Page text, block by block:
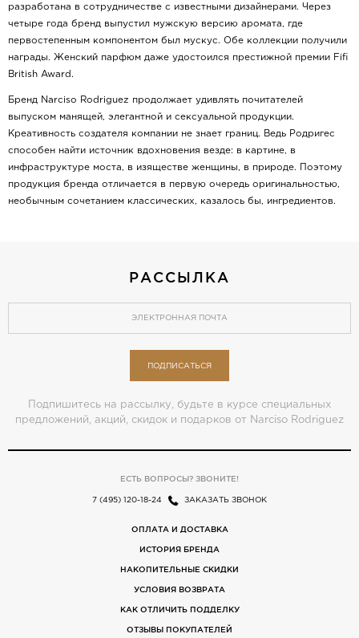
разработана в сотрудничестве с известными дизайнерами. Через
четыре года бренд выпустил мужскую версию аромата, где
первостепенным компонентом был мускус. Обе коллекции получили
награды. Женский парфюм даже удостоился престижной премии Fifi
British Award.
Бренд Narciso Rodriguez продолжает удивлять почитателей
выпуском манящей, элегантной и сексуальной продукции.
Креативность создателя компании не знает границ. Ведь Родригес
способен найти источник вдохновения везде: в картине, в
инфраструктуре моста, в изяществе женщины, в природе. Поэтому
продукция бренда отличается в первую очередь оригинальностью,
необычным сочетанием классических, казалось бы, ингредиентов.
РАССЫЛКА
ПОДПИСАТЬСЯ
Подпишитесь на рассылку, будьте в курсе специальных
предложений, акций, скидок и подарков от Narciso Rodriguez
ЕСТЬ ВОПРОСЫ? ЗВОНИТЕ!
7 (495) 120-18-24 ЗАКАЗАТЬ ЗВОНОК
ОПЛАТА И ДОСТАВКА
ИСТОРИЯ БРЕНДА
НАКОПИТЕЛЬНЫЕ СКИДКИ
УСЛОВИЯ ВОЗВРАТА
КАК ОТЛИЧИТЬ ПОДДЕЛКУ
ОТЗЫВЫ ПОКУПАТЕЛЕЙ